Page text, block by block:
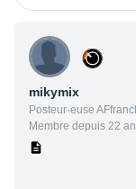
mikymix
Posteur·euse
Membre depuis 22